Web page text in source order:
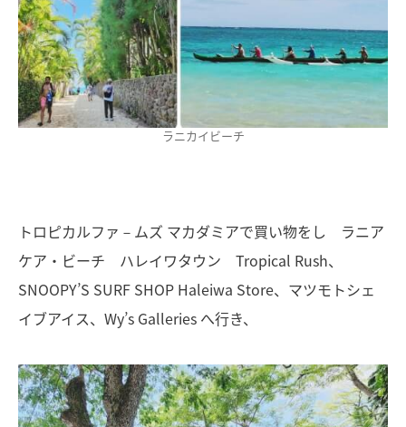
ラニカイビーチ
トロピカルファ－ムズ マカダミアで買い物をし ラニア
ケア・ビーチ ハレイワタウン Tropical Rush、
SNOOPY’S SURF SHOP Haleiwa Store、マツモトシェ
イブアイス、Wy’s Galleries へ行き、